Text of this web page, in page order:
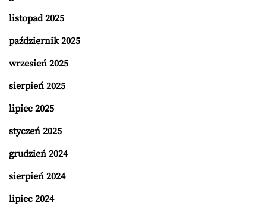
listopad 2025
październik 2025
wrzesień 2025
sierpień 2025
lipiec 2025
styczeń 2025
grudzień 2024
sierpień 2024
lipiec 2024